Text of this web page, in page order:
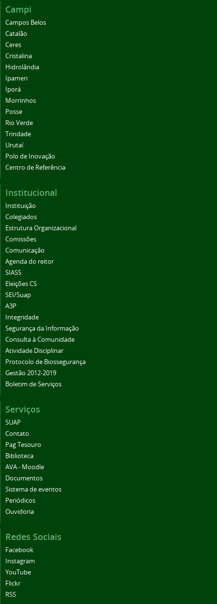
Campi
Campos Belos
Catalão
Ceres
Cristalina
Hidrolândia
Ipameri
Iporá
Morrinhos
Posse
Rio Verde
Trindade
Urutaí
Polo de Inovação
Centro de Referência
Institucional
Instituição
Colegiados
Estrutura Organizacional
Comissões
Comunicação
Agenda do reitor
SIASS
Eleições CS
SEI/Suap
A3P
Integridade
Segurança da Informação
Consulta à Comunidade
Atividade Disciplinar
Protocolo de Biossegurança
Gestão 2012-2019
Boletim de Serviços
Serviços
SUAP
Contato
Pag Tesouro
Biblioteca
AVA - Moodle
Documentos
Sistema de eventos
Periódicos
Ouvidoria
Redes Sociais
Facebook
Instagram
YouTube
Flickr
RSS